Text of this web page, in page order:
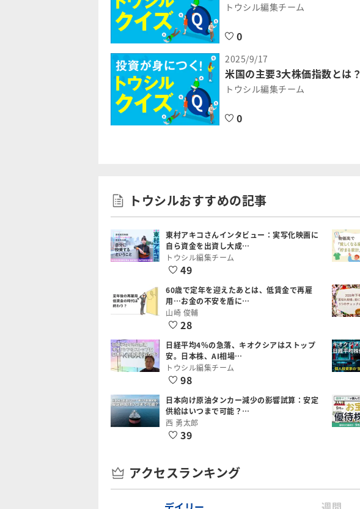
トウシル編集チーム
0
2025/9/17
米国の主要3大株価指数とは？
トウシル編集チーム
0
トウシルおすすめの記事
東村アキコさんインタビュー：実写化映画に
自ら資金を出資し大成…
トウシル編集チーム
49
60歳で定年を迎えたあとは、低賃金で再雇
用…お金の不安を盾に…
山崎 俊輔
28
日経平均4％の急落、キオクシアはストップ
安。日本株、AI相場…
トウシル編集チーム
98
日本向け原油タンカー減少の影響試算：安定
供給はいつまで可能？…
西 勇太郎
39
アクセスランキング